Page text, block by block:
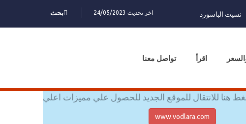
نسيت الباسورد اخر تحديث 24/05/2023 بحث
اقرأ تواصل معنا
هنا للانتقال للموقع الجديد للحصول علي مميزات اعلي
www.vodlara.com